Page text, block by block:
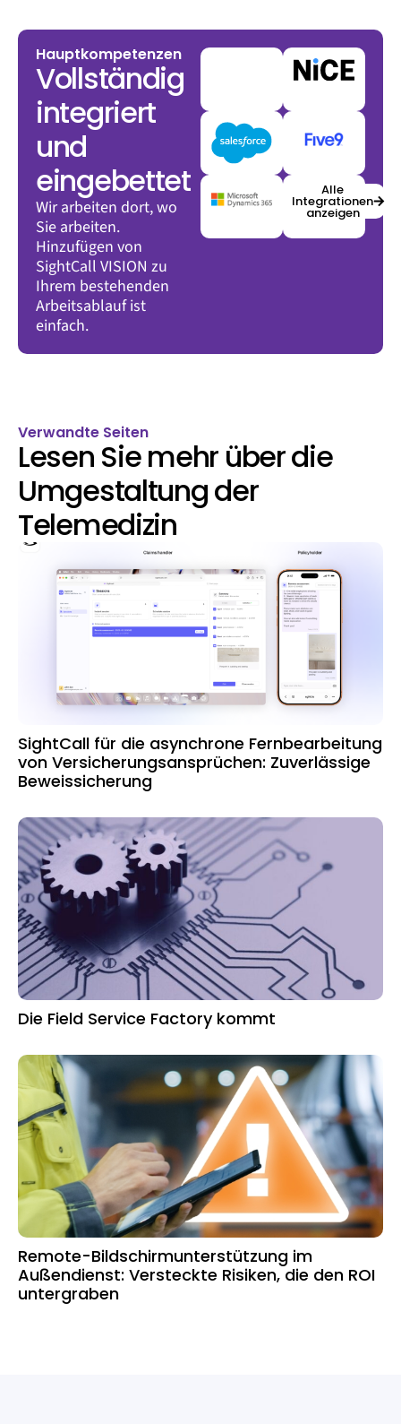
Hauptkompetenzen
Vollständig
integriert
und
eingebettet
Wir arbeiten dort, wo
Sie arbeiten.
Hinzufügen von
SightCall VISION zu
Ihrem bestehenden
Arbeitsablaufist
einfach.
Alle
Integrationen
anzeigen
Verwandte Seiten
Lesen Sie mehr über die
Umgestaltung der
Telemedizin
SightCall für die asynchrone Fernbearbeitung
von Versicherungsansprüchen: Zuverlässige
Beweissicherung
Die Field Service Factory kommt
Remote-Bildschirmunterstützung im
Außendienst: Versteckte Risiken, die den ROI
untergraben